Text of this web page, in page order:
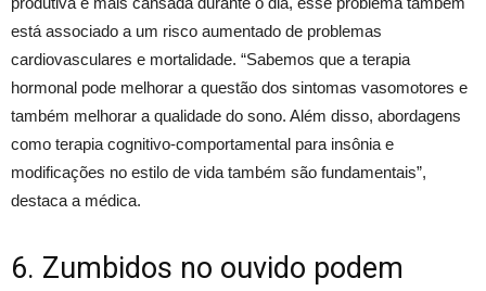
está associado a um risco aumentado de problemas
cardiovasculares e mortalidade. “Sabemos que a terapia
hormonal pode melhorar a questão dos sintomas vasomotores e
também melhorar a qualidade do sono. Além disso, abordagens
como terapia cognitivo-comportamental para insônia e
modificações no estilo de vida também são fundamentais”,
destaca a médica.
6. Zumbidos no ouvido podem